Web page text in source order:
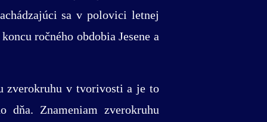
sa v polovici letnej
ročného obdobia Jesene a
zverokruhu v tvorivosti a je to
Znameniam zverokruhu